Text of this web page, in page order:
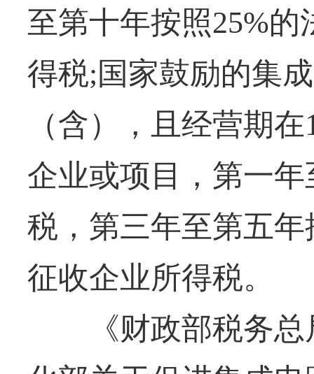
至第十年按照25%
得税;国家鼓励的集
（含），且经营期
企业或项目，第一
税，第三年至第五
征收企业所得税。
《财政部税务总